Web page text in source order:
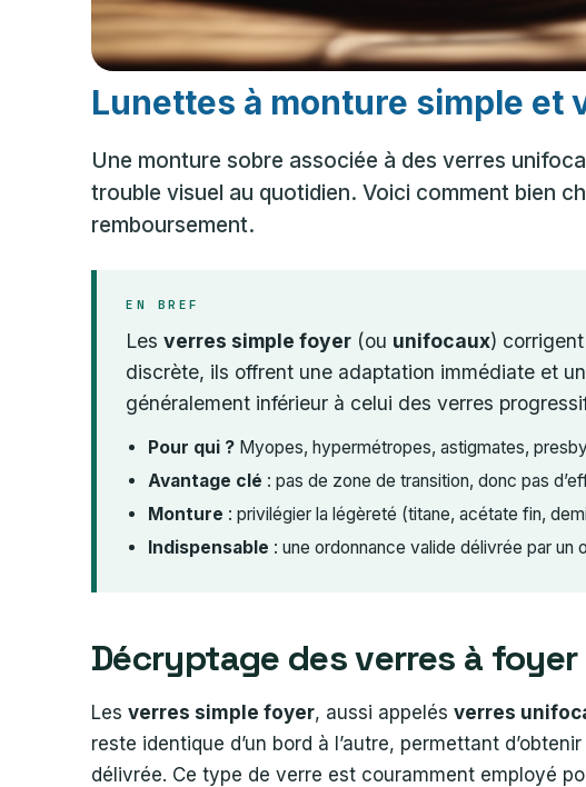
Lunettes à monture simple et
Une monture sobre associée à des verres
trouble visuel au quotidien. Voici comment bien
remboursement.
EN BREF
Les verres simple foyer (ou unifocaux)
discrète, ils offrent une adaptation immédiate et
généralement inférieur à celui des verres
Pour qui ? Myopes, hypermétropes, astigmates,
Avantage clé : pas de zone de transition, donc pas
Monture : privilégier la légèreté (titane, acétate fin,
Indispensable : une ordonnance valide délivrée par un
Décryptage des verres à
Les verres simple foyer, aussi appelés verres
reste identique d’un bord à l’autre, permettant
délivrée. Ce type de verre est couramment employé